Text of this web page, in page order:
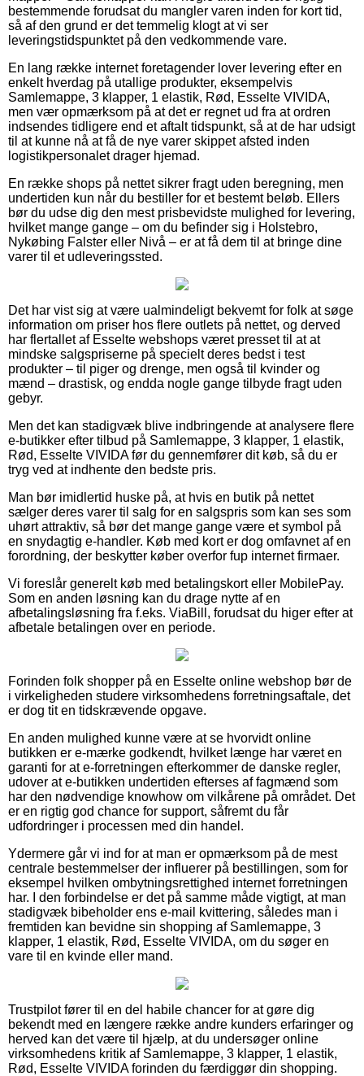
bestemmende forudsat du mangler varen inden for kort tid,
så af den grund er det temmelig klogt at vi ser
leveringstidspunktet på den vedkommende vare.
En lang række internet foretagender lover levering efter en
enkelt hverdag på utallige produkter, eksempelvis
Samlemappe, 3 klapper, 1 elastik, Rød, Esselte VIVIDA,
men vær opmærksom på at det er regnet ud fra at ordren
indsendes tidligere end et aftalt tidspunkt, så at de har udsigt
til at kunne nå at få de nye varer skippet afsted inden
logistikpersonalet drager hjemad.
En række shops på nettet sikrer fragt uden beregning, men
undertiden kun når du bestiller for et bestemt beløb. Ellers
bør du udse dig den mest prisbevidste mulighed for levering,
hvilket mange gange – om du befinder sig i Holstebro,
Nykøbing Falster eller Nivå – er at få dem til at bringe dine
varer til et udleveringssted.
Det har vist sig at være ualmindeligt bekvemt for folk at søge
information om priser hos flere outlets på nettet, og derved
har flertallet af Esselte webshops været presset til at at
mindske salgspriserne på specielt deres bedst i test
produkter – til piger og drenge, men også til kvinder og
mænd – drastisk, og endda nogle gange tilbyde fragt uden
gebyr.
Men det kan stadigvæk blive indbringende at analysere flere
e-butikker efter tilbud på Samlemappe, 3 klapper, 1 elastik,
Rød, Esselte VIVIDA før du gennemfører dit køb, så du er
tryg ved at indhente den bedste pris.
Man bør imidlertid huske på, at hvis en butik på nettet
sælger deres varer til salg for en salgspris som kan ses som
uhørt attraktiv, så bør det mange gange være et symbol på
en snydagtig e-handler. Køb med kort er dog omfavnet af en
forordning, der beskytter køber overfor fup internet firmaer.
Vi foreslår generelt køb med betalingskort eller MobilePay.
Som en anden løsning kan du drage nytte af en
afbetalingsløsning fra f.eks. ViaBill, forudsat du higer efter at
afbetale betalingen over en periode.
Forinden folk shopper på en Esselte online webshop bør de
i virkeligheden studere virksomhedens forretningsaftale, det
er dog tit en tidskrævende opgave.
En anden mulighed kunne være at se hvorvidt online
butikken er e-mærke godkendt, hvilket længe har været en
garanti for at e-forretningen efterkommer de danske regler,
udover at e-butikken undertiden efterses af fagmænd som
har den nødvendige knowhow om vilkårene på området. Det
er en rigtig god chance for support, såfremt du får
udfordringer i processen med din handel.
Ydermere går vi ind for at man er opmærksom på de mest
centrale bestemmelser der influerer på bestillingen, som for
eksempel hvilken ombytningsrettighed internet forretningen
har. I den forbindelse er det på samme måde vigtigt, at man
stadigvæk bibeholder ens e-mail kvittering, således man i
fremtiden kan bevidne sin shopping af Samlemappe, 3
klapper, 1 elastik, Rød, Esselte VIVIDA, om du søger en
vare til en kvinde eller mand.
Trustpilot fører til en del habile chancer for at gøre dig
bekendt med en længere række andre kunders erfaringer og
herved kan det være til hjælp, at du undersøger online
virksomhedens kritik af Samlemappe, 3 klapper, 1 elastik,
Rød, Esselte VIVIDA forinden du færdiggør din shopping.